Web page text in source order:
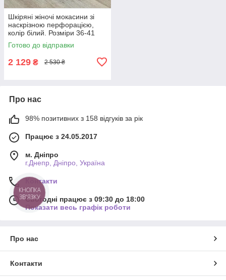
Шкіряні жіночі мокасини зі
наскрізною перфорацією,
колір білий. Розміри 36-41
Готово до відправки
2 129 ₴ 2 530 ₴
Про нас
98% позитивних з 158 відгуків за рік
Працює з 24.05.2017
м. Дніпро
г.Днепр, Дніпро, Україна
Контакти
Сьогодні працює з 09:30 до 18:00
Показати весь графік роботи
Про нас
Контакти
КНОПКА
ЗВ'ЯЗКУ